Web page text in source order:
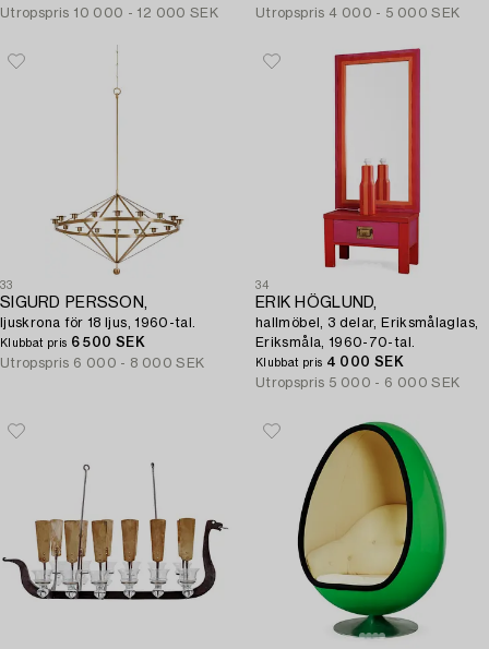
Utropspris 10 000 - 12 000 SEK
Utropspris 4 000 - 5 000 SEK
33
SIGURD PERSSON,
ljuskrona för 18 ljus, 1960-tal.
Klubbat pris 6 500 SEK
Utropspris 6 000 - 8 000 SEK
34
ERIK HÖGLUND,
hallmöbel, 3 delar, Eriksmålaglas,
Eriksmåla, 1960-70-tal.
Klubbat pris 4 000 SEK
Utropspris 5 000 - 6 000 SEK